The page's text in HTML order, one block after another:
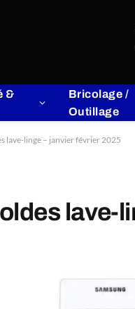
&
Bricolage /
Outillage
lave-linge – janvier février 2025
lave-